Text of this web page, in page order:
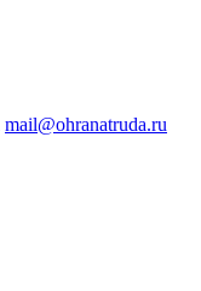
mail@ohranatruda.ru